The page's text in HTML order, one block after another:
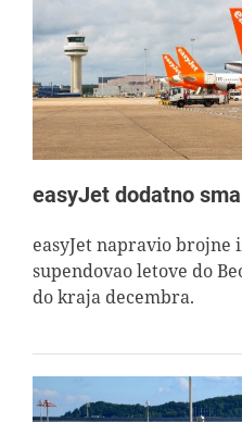
easyJet dodatno
easyJet napravio brojne
supendovao letove do
do kraja decembra.